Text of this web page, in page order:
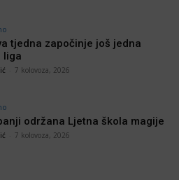
tjedna započinje još jedna
liga
7 kolovoza, 2026
održana Ljetna škola magije
7 kolovoza, 2026